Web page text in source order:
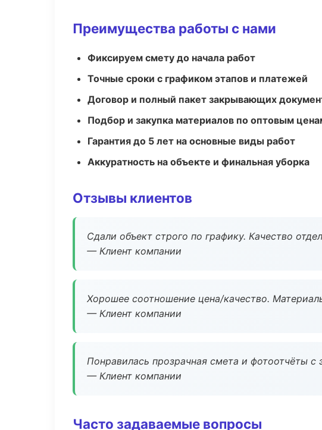
Преимущества работы с нами
Фиксируем смету до начала работ
Точные сроки с графиком этапов и платежей
Договор и полный пакет закрывающих
Подбор и закупка материалов по оптовым
Гарантия до 5 лет на основные виды работ
Аккуратность на объекте и финальная уборка
Отзывы клиентов
Сдали объект строго по графику. Качество
— Клиент компании
Хорошее соотношение цена/качество.
— Клиент компании
Понравилась прозрачная смета и фотоотчёты с
— Клиент компании
Часто задаваемые вопросы